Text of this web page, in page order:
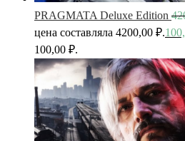
PRAGMATA Deluxe Edition
цена составляла 4200,00 ₽.
100,00 ₽.